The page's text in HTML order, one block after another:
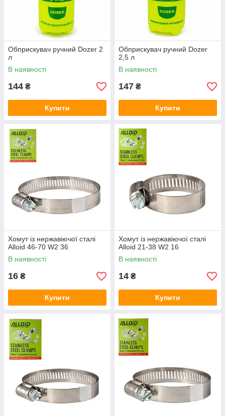
Обприскувач ручний Dozer 2
л
В наявності
144 ₴
Купити
Обприскувач ручний Dozer
2,5 л
В наявності
147 ₴
Купити
Хомут із нержавіючої сталі
Alloid 46-70 W2 36
В наявності
16 ₴
Купити
Хомут із нержавіючої сталі
Alloid 21-38 W2 16
В наявності
14 ₴
Купити